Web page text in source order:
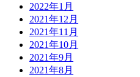
2022年1月
2021年12月
2021年11月
2021年10月
2021年9月
2021年8月